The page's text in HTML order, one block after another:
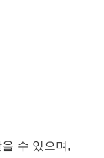
수 있으며,